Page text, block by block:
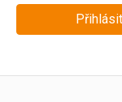
Přihlásit